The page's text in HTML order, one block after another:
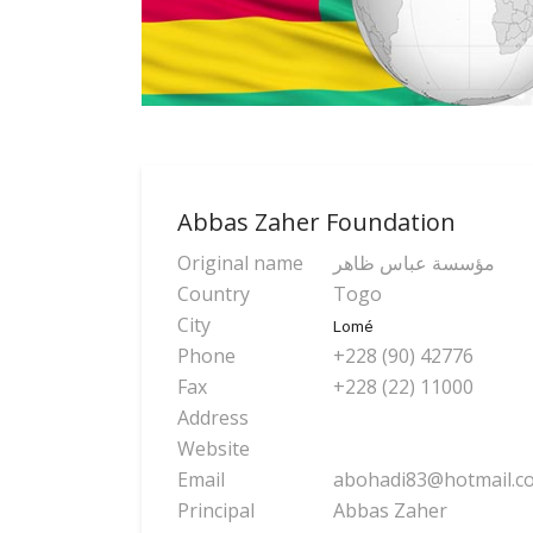
Abbas Zaher Foundation
Original name
مؤسسة عباس ظاهر
Country
Togo
City
Lomé
Phone
+228 (90) 42776
Fax
+228 (22) 11000
Address
Website
Email
Principal
Abbas Zaher